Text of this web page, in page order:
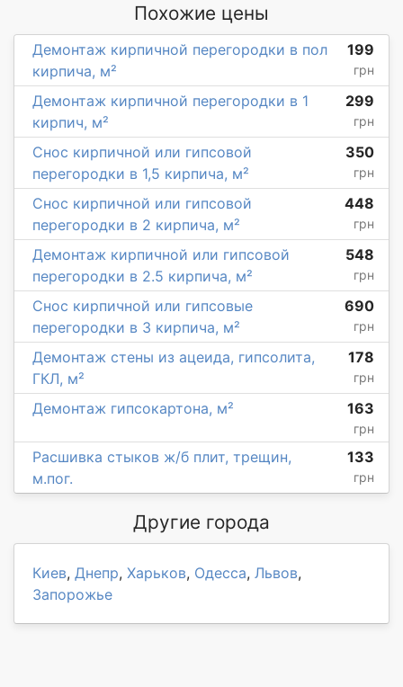
Похожие цены
Демонтаж кирпичной перегородки в пол
кирпича, м²
199
грн
Демонтаж кирпичной перегородки в 1
кирпич, м²
299
грн
Снос кирпичной или гипсовой
перегородки в 1,5 кирпича, м²
350
грн
Снос кирпичной или гипсовой
перегородки в 2 кирпича, м²
448
грн
Демонтаж кирпичной или гипсовой
перегородки в 2.5 кирпича, м²
548
грн
Снос кирпичной или гипсовые
перегородки в 3 кирпича, м²
690
грн
Демонтаж стены из ацеида, гипсолита,
ГКЛ, м²
178
грн
Демонтаж гипсокартона, м² 163
грн
Расшивка стыков ж/б плит, трещин,
м.пог.
133
грн
Другие города
Киев, Днепр, Харьков, Одесса, Львов,
Запорожье